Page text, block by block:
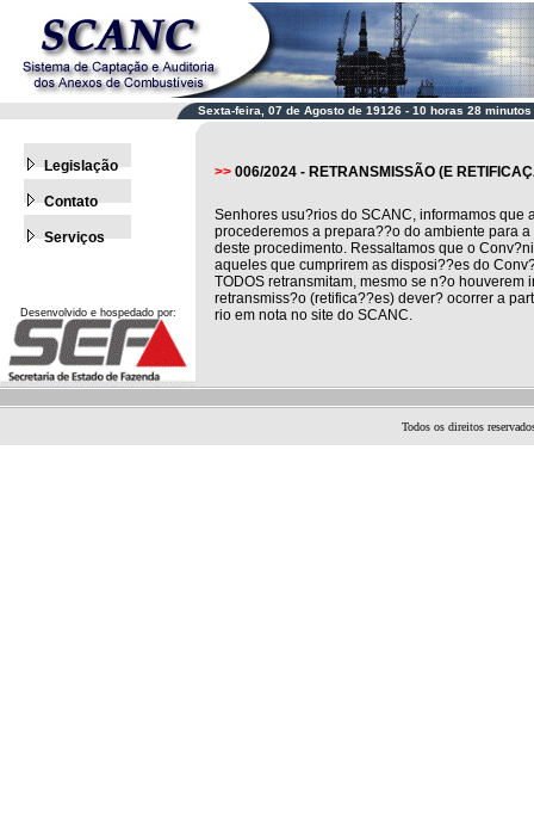
Sexta-feira, 07 de Agosto de 19126 - 10 horas 28 minutos
Legislação
Contato
Serviços
>> 006/2024 - RETRANSMISSÃO (E
Senhores usu?rios do SCANC, informamos
procederemos a prepara??o do ambiente para
deste procedimento. Ressaltamos que o
aqueles que cumprirem as disposi??es do
TODOS retransmitam, mesmo se n?o
retransmiss?o (retifica??es) dever? ocorrer a
rio em nota no site do SCANC.
Desenvolvido e hospedado por:
Todos os direitos